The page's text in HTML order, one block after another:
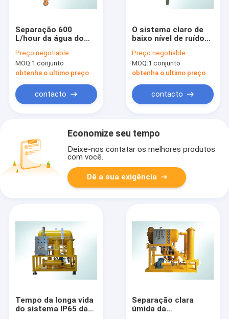
Separação 600
L/hour da água do
da filtragem do óleo
hidráulico do fuel-
óleo
Preço:negotiable
MOQ:1 conjunto
obtenha o ultimo preço
contacto
O sistema claro de
baixo nível de ruído
óleo do óleo remove
a água das
impurezas
Preço:negotiable
MOQ:1 conjunto
obtenha o ultimo preço
contacto
Economize seu tempo
Deixe-nos contatar os melhores produtos
com você.
Dê a sua exigência
Tempo da longa vida
do sistema IP65 da
Separação clara
úmida da